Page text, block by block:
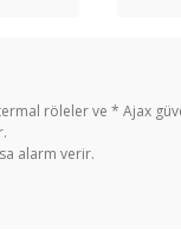
röleler ve * Ajax
alarm verir.